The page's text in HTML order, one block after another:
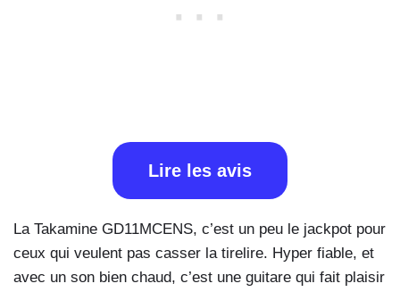
Lire les avis
La Takamine GD11MCENS, c’est un peu le jackpot pour
ceux qui veulent pas casser la tirelire. Hyper fiable, et
avec un son bien chaud, c’est une guitare qui fait plaisir